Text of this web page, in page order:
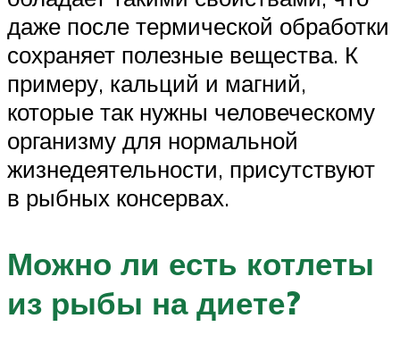
даже после термической обработки
сохраняет полезные вещества. К
примеру, кальций и магний,
которые так нужны человеческому
организму для нормальной
жизнедеятельности, присутствуют
в рыбных консервах.
Можно ли есть котлеты
из рыбы на диете?